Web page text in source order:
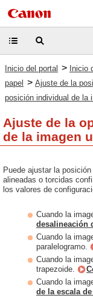
Inicio del portal > Inicio
papel > Ajuste de la
posición individual de la
Ajuste de la
de la imagen
Puede ajustar la
alineadas o torcidas
los valores de
Cuando la
desalineación
Cuando la
paralelogramo.
Cuando la
trapezoide.
Cuando la
de la escala